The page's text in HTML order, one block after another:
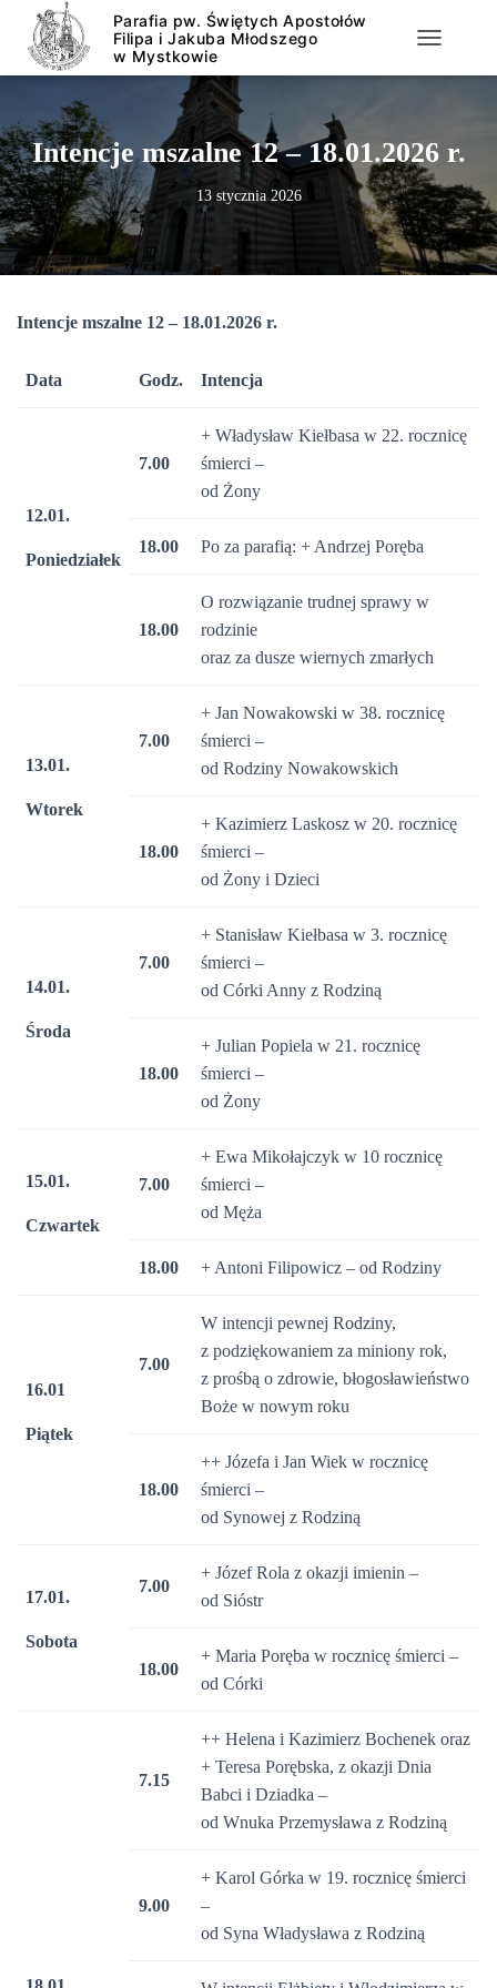
Intencje mszalne 12 – 18.01.2026 r.
13 stycznia 2026
Intencje mszalne 12 – 18.01.2026 r.
Data Godz. Intencja
12.01.
Poniedziałek
7.00
+ Władysław Kiełbasa w 22. rocznicę
śmierci –
od Żony
18.00 Po za parafią: + Andrzej Poręba
18.00
O rozwiązanie trudnej sprawy w
rodzinie
oraz za dusze wiernych zmarłych
13.01.
Wtorek
7.00
+ Jan Nowakowski w 38. rocznicę
śmierci –
od Rodziny Nowakowskich
18.00
+ Kazimierz Laskosz w 20. rocznicę
śmierci –
od Żony i Dzieci
14.01.
Środa
7.00
+ Stanisław Kiełbasa w 3. rocznicę
śmierci –
od Córki Anny z Rodziną
18.00
+ Julian Popiela w 21. rocznicę
śmierci –
od Żony
15.01.
Czwartek
7.00
+ Ewa Mikołajczyk w 10 rocznicę
śmierci –
od Męża
18.00 + Antoni Filipowicz – od Rodziny
16.01
Piątek
7.00
W intencji pewnej Rodziny,
z podziękowaniem za miniony rok,
z prośbą o zdrowie, błogosławieństwo
Boże w nowym roku
18.00
++ Józefa i Jan Wiek w rocznicę
śmierci –
od Synowej z Rodziną
17.01.
Sobota
7.00
+ Józef Rola z okazji imienin –
od Sióstr
18.00
+ Maria Poręba w rocznicę śmierci –
od Córki
7.15
++ Helena i Kazimierz Bochenek oraz
+ Teresa Porębska, z okazji Dnia
Babci i Dziadka –
od Wnuka Przemysława z Rodziną
9.00
+ Karol Górka w 19. rocznicę śmierci
–
od Syna Władysława z Rodziną